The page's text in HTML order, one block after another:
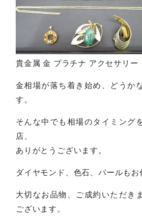
貴金属 金 プラチナ アクセサリー
金相場が落ち着き始め、どうか
す。
そんな中でも相場のタイミング
店、
ありがとうございます。
ダイヤモンド、色石、パールもお
大切なお品物、ご成約いただき
ございます。